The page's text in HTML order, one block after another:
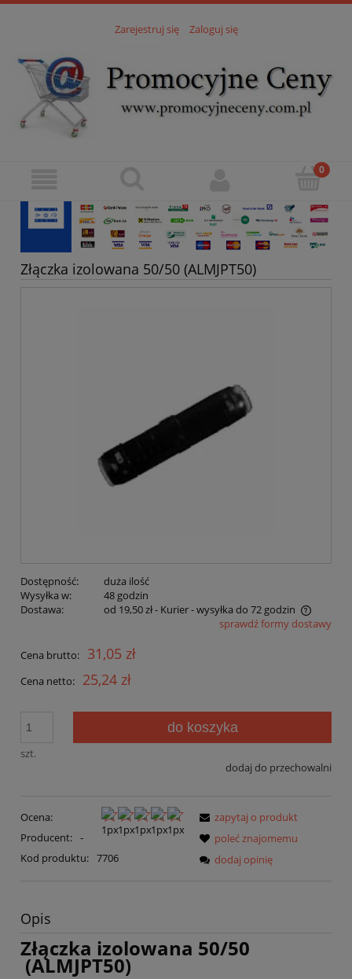
Zarejestruj się Zaloguj się
Złączka izolowana 50/50 (ALMJPT50)
Dostępność:
duża ilość
Wysyłka w:
48 godzin
Dostawa:
od 19,50 zł- Kurier - wysyłka do 72 godzin
Cena nie zawiera ewentualnych kosztów płatnościsprawdź formy dostawy
Cena brutto: 31,05 zł
Cena netto: 25,24 zł
szt.
do koszyka
dodaj do przechowalni
Ocena:
Producent: -
Kod produktu: 7706
zapytaj o produkt
poleć znajomemu
dodaj opinię
Opis
Złączka izolowana 50/50
(ALMJPT50)